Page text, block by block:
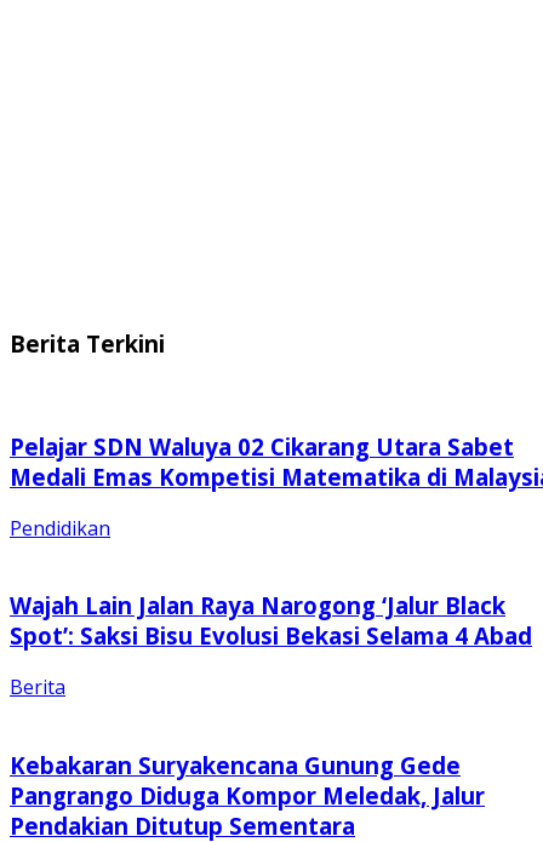
Berita Terkini
Pelajar SDN Waluya 02 Cikarang Utara Sabet
Medali Emas Kompetisi Matematika di
Pendidikan
Wajah Lain Jalan Raya Narogong ‘Jalur Black
Spot’: Saksi Bisu Evolusi Bekasi Selama 4 Abad
Berita
Kebakaran Suryakencana Gunung Gede
Pangrango Diduga Kompor Meledak, Jalur
Pendakian Ditutup Sementara